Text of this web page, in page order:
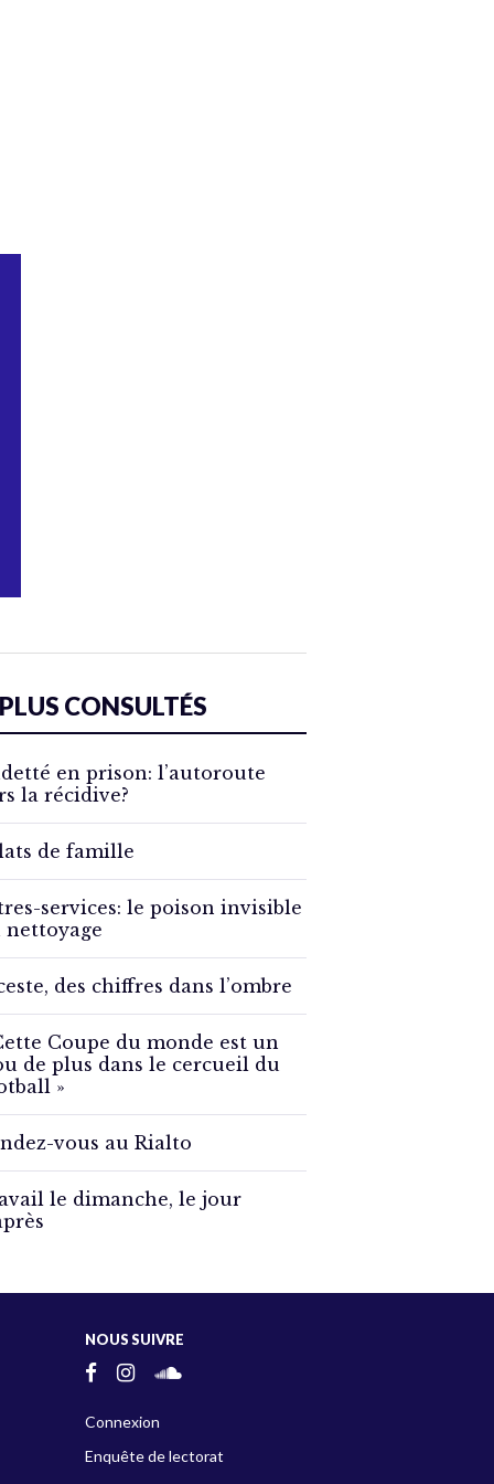
CONSULTÉS
en prison: l’autoroute
la récidive?
de famille
services: le poison invisible
nettoyage
des chiffres dans l’ombre
Coupe du monde est un
de plus dans le cercueil du
»
vous au Rialto
le dimanche, le jour
NOUS SUIVRE
Connexion
Enquête de lectorat